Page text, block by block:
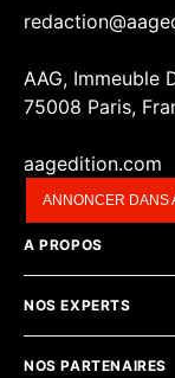
AAG, Immeuble
75008 Paris,
aagedition.com
ANNONCER DANS
A PROPOS
NOS EXPERTS
NOS PARTENAIRES